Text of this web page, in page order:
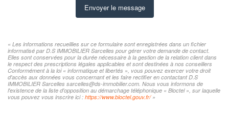
Envoyer le message
« Les informations recueillies sur ce formulaire sont enregistrées dans un fichier
informatisé par D.S IMMOBILIER Sarcelles pour gérer votre demande de contact.
Elles sont conservées pour la durée nécessaire à la gestion de la relation client dans
le respect des prescriptions légales applicables et sont destinées à nos conseillers
Conformément à la loi « informatique et libertés », vous pouvez exercer votre droit
d'accès aux données vous concernant et les faire rectifier en contactant D.S
IMMOBILIER Sarcelles sarcelles@ds-immobilier.com. Nous vous informons de
l'existence de la liste d'opposition au démarchage téléphonique « Bloctel », sur laquelle
vous pouvez vous inscrire ici : https://www.bloctel.gouv.fr/»